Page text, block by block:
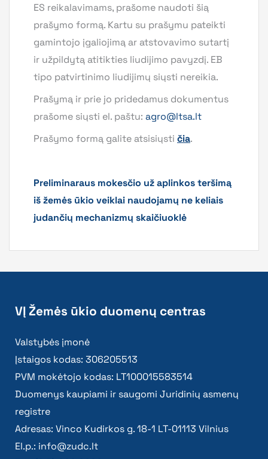
ES reikalavimams, prašome naudoti šią
prašymo formą. Kartu su prašymu pateikti
gamintojo įgaliojimą ar atstovavimo sutartį
ir užpildytą atitikties liudijimo pavyzdį. EB
tipo patvirtinimo liudijimų siųsti nereikia.
Prašymą ir prie jo pridedamus dokumentus
prašome siųsti el. paštu: agro@ltsa.lt
Prašymo formą galite atsisiųsti čia.
Preliminaraus mokesčio už aplinkos teršimą
iš žemės ūkio veiklai naudojamų ne keliais
judančių mechanizmų skaičiuoklė
VĮ Žemės ūkio duomenų centras
Valstybės įmonė
Įstaigos kodas: 306205513
PVM mokėtojo kodas: LT100015583514
Duomenys kaupiami ir saugomi Juridinių asmenų
registre
Adresas: Vinco Kudirkos g. 18-1 LT-01113 Vilnius
El.p.: info@zudc.lt